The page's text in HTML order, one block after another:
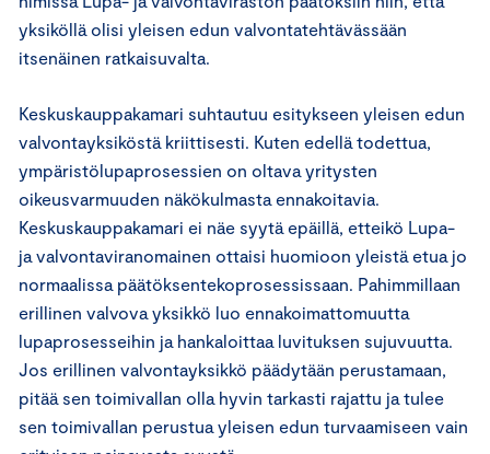
yksiköllä olisi yleisen edun valvontatehtävässään
itsenäinen ratkaisuvalta.
Keskuskauppakamari suhtautuu esitykseen yleisen edun
valvontayksiköstä kriittisesti. Kuten edellä todettua,
ympäristölupaprosessien on oltava yritysten
oikeusvarmuuden näkökulmasta ennakoitavia.
Keskuskauppakamari ei näe syytä epäillä, etteikö Lupa-
ja valvontaviranomainen ottaisi huomioon yleistä etua jo
normaalissa päätöksentekoprosessissaan. Pahimmillaan
erillinen valvova yksikkö luo ennakoimattomuutta
lupaprosesseihin ja hankaloittaa luvituksen sujuvuutta.
Jos erillinen valvontayksikkö päädytään perustamaan,
pitää sen toimivallan olla hyvin tarkasti rajattu ja tulee
sen toimivallan perustua yleisen edun turvaamiseen vain